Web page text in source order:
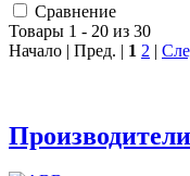
Сравнение
Товары 1 - 20 из 30
Начало | Пред. | 1 2 |
Производители